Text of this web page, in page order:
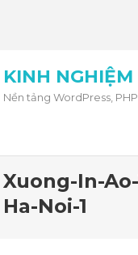
KINH
Nền tảng WordPress, PHP
Xuong-In-
Ha-Noi-1